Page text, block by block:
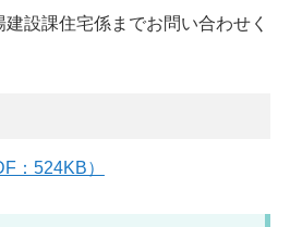
設課住宅係までお問い合わせく
：524KB）